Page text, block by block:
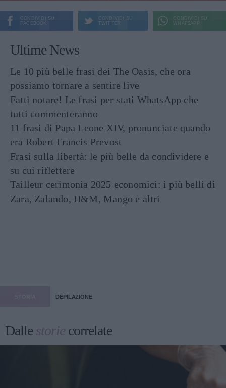
CONDIVIDI SU
FACEBOOK
CONDIVIDI SU
TWITTER
CONDIVIDI SU
WHATSAPP
Ultime News
Le 10 più belle frasi dei The Oasis, che ora
possiamo tornare a sentire live
Fatti notare! Le frasi per stati WhatsApp che
tutti commenteranno
11 frasi di Papa Leone XIV, pronunciate quando
era Robert Francis Prevost
Frasi sulla libertà: le più belle da condividere e
su cui riflettere
Tailleur cerimonia 2025 economici: i più belli di
Zara, Zalando, H&M, Mango e altri
DEPILAZIONE
Dallestorie correlate